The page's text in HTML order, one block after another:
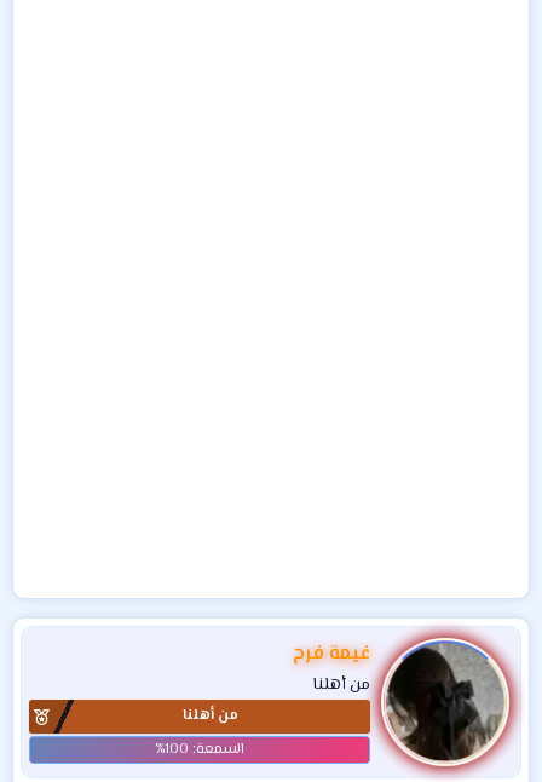
غيمة فرح
من أهلنا
من أهلنا